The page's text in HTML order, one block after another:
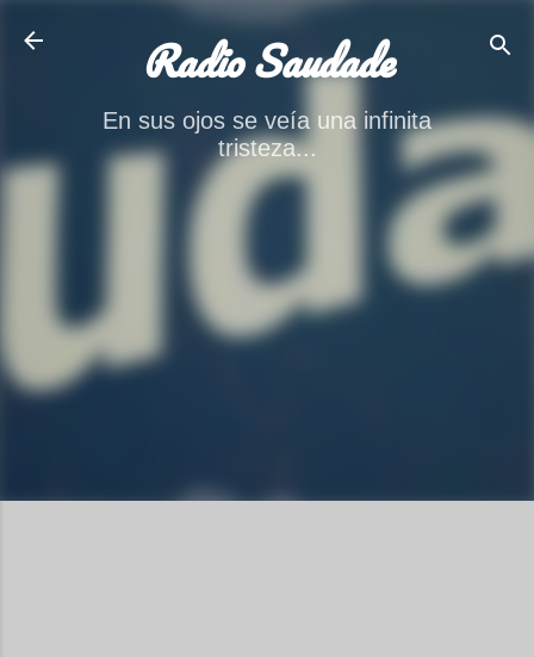
Radio Saudade
En sus ojos se veía una infinita
tristeza...